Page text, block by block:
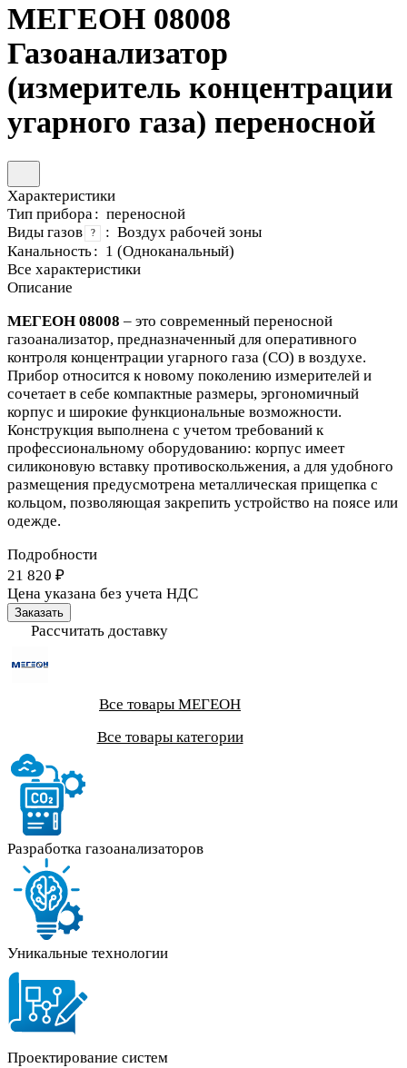
МЕГЕОН 08008
Газоанализатор
(измеритель концентрации
угарного газа) переносной
Характеристики
Тип прибора : переносной
Виды газов
? : Воздух рабочей зоны
Канальность: 1 (Одноканальный)
Все характеристики
Описание
МЕГЕОН 08008 – это современный переносной
газоанализатор, предназначенный для оперативного
контроля концентрации угарного газа (CO) в воздухе.
Прибор относится к новому поколению измерителей и
сочетает в себе компактные размеры, эргономичный
корпус и широкие функциональные возможности.
Конструкция выполнена с учетом требований к
профессиональному оборудованию: корпус имеет
силиконовую вставку противоскольжения, а для удобного
размещения предусмотрена металлическая прищепка с
кольцом, позволяющая закрепить устройство на поясе или
одежде.
Подробности
21 820 ₽
Цена указана без учета НДС
Заказать
Рассчитать доставку
Все товары МЕГЕОН
Все товары категории
Разработка газоанализаторов
Уникальные технологии
Проектирование систем